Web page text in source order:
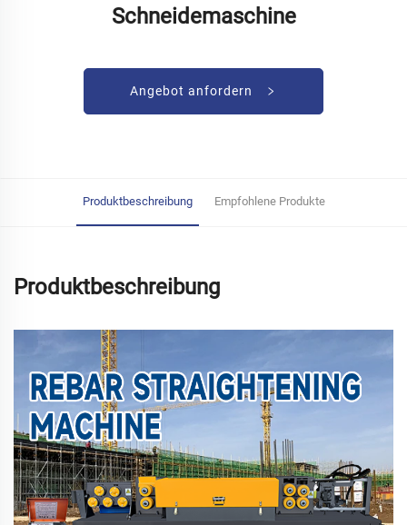
Schneidemaschine
Angebot anfordern
Produktbeschreibung Empfohlene Produkte
Produktbeschreibung